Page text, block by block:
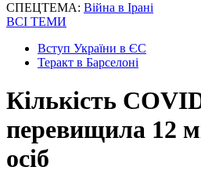
СПЕЦТЕМА: Війна в Ірані
ВСІ ТЕМИ
Вступ України в ЄС
Теракт в Барселоні
Кількість
перевищила 12
осіб